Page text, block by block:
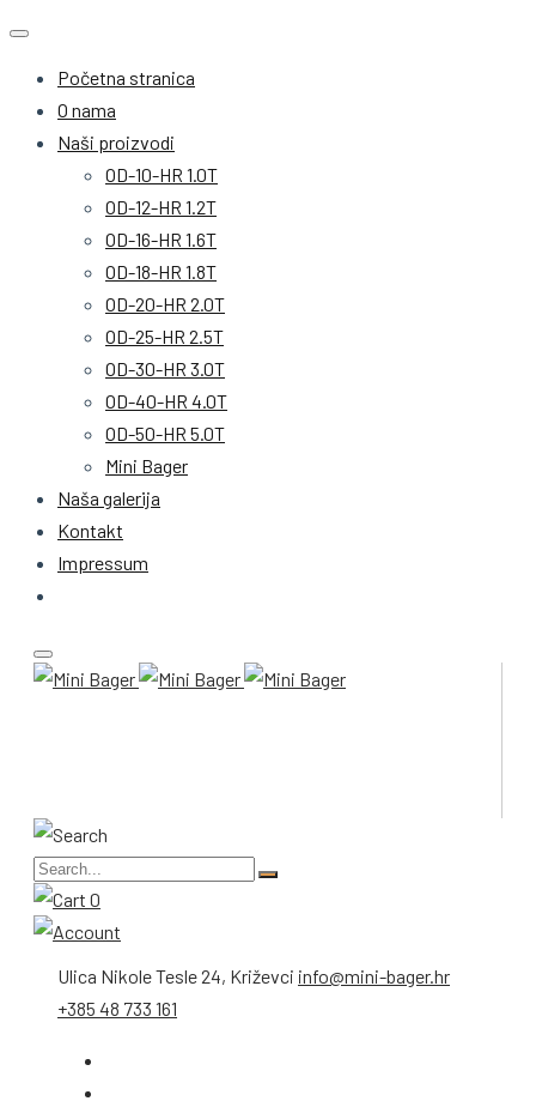
Početna stranica
O nama
Naši proizvodi
OD-10-HR 1.0T
OD-12-HR 1.2T
OD-16-HR 1.6T
OD-18-HR 1.8T
OD-20-HR 2.0T
OD-25-HR 2.5T
OD-30-HR 3.0T
OD-40-HR 4.0T
OD-50-HR 5.0T
Mini Bager
Naša galerija
Kontakt
Impressum
0
Ulica Nikole Tesle 24, Križevci info@mini-bager.hr
+385 48 733 161